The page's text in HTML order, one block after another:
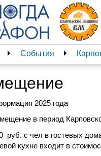
События
2025 года
в период
руб. с чел в гостевых
кухне входит в